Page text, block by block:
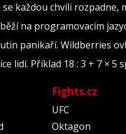
každou chvíli rozpadne,
na programovacím
panikaří. Wildberries
lidí. Příklad 18 : 3 + 7 ×
Fights.cz
UFC
Oktagon